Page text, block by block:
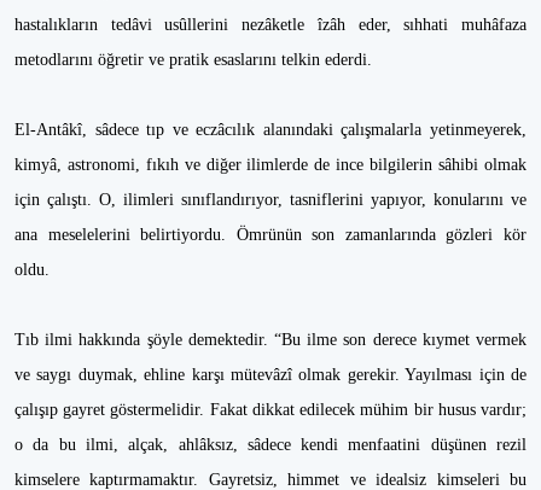
hastalıkların tedâvi usûllerini nezâketle îzâh eder, sıhhati muhâfaza
metodlarını öğretir ve pratik esaslarını telkin ederdi.
El-Antâkî, sâdece tıp ve eczâcılık alanındaki çalışmalarla yetinmeyerek,
kimyâ, astronomi, fıkıh ve diğer ilimlerde de ince bilgilerin sâhibi olmak
için çalıştı. O, ilimleri sınıflandırıyor, tasniflerini yapıyor, konularını ve
ana meselelerini belirtiyordu. Ömrünün son zamanlarında gözleri kör
oldu.
Tıb ilmi hakkında şöyle demektedir. “Bu ilme son derece kıymet vermek
ve saygı duymak, ehline karşı mütevâzî olmak gerekir. Yayılması için de
çalışıp gayret göstermelidir. Fakat dikkat edilecek mühim bir husus vardır;
o da bu ilmi, alçak, ahlâksız, sâdece kendi menfaatini düşünen rezil
kimselere kaptırmamaktır. Gayretsiz, himmet ve idealsiz kimseleri bu